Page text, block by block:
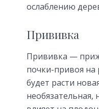
ослаблению
Прививка
Прививка —
почки-привоя на
будет расти